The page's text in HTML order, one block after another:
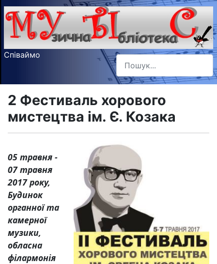
Співаймо Пошук
Type 2 or more characters
2 Фестиваль хорового
мистецтва ім. Є. Козака
05 травня -
07 травня
2017 року,
Будинок
органної та
камерної
музики,
обласна
філармонія